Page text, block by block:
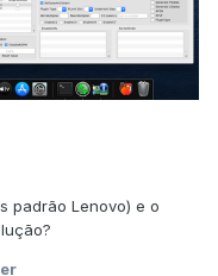
padrão Lenovo) e o